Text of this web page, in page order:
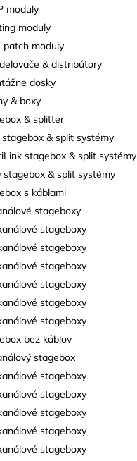
moduly
moduly
patch moduly
& distribútory
dosky
& boxy
& splitter
stagebox & split systémy
stagebox & split systémy
stagebox & split systémy
s káblami
stageboxy
stageboxy
stageboxy
stageboxy
stageboxy
stageboxy
stageboxy
bez káblov
stagebox
stageboxy
stageboxy
stageboxy
stageboxy
stageboxy